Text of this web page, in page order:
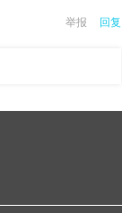
举报 回复